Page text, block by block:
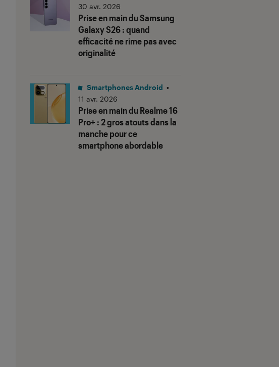
Prise en main du Samsung
Galaxy S26 : quand
efficacité ne rime pas avec
originalité
30 avr. 2026
Prise en main du Realme 16
Pro+ : 2 gros atouts dans la
manche pour ce
smartphone abordable
Smartphones Android •
11 avr. 2026